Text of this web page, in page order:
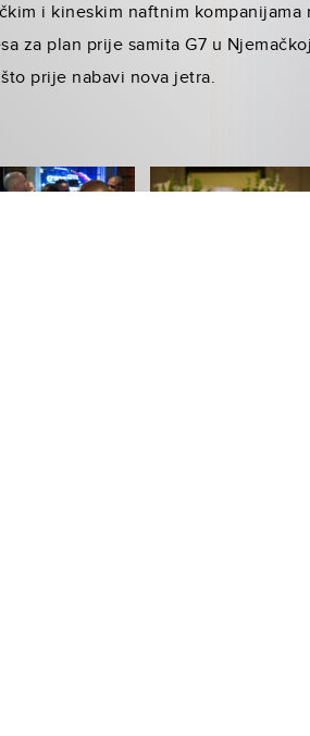
i kineskim naftnim
za plan prije samita G7 u
prije nabavi nova jetra.